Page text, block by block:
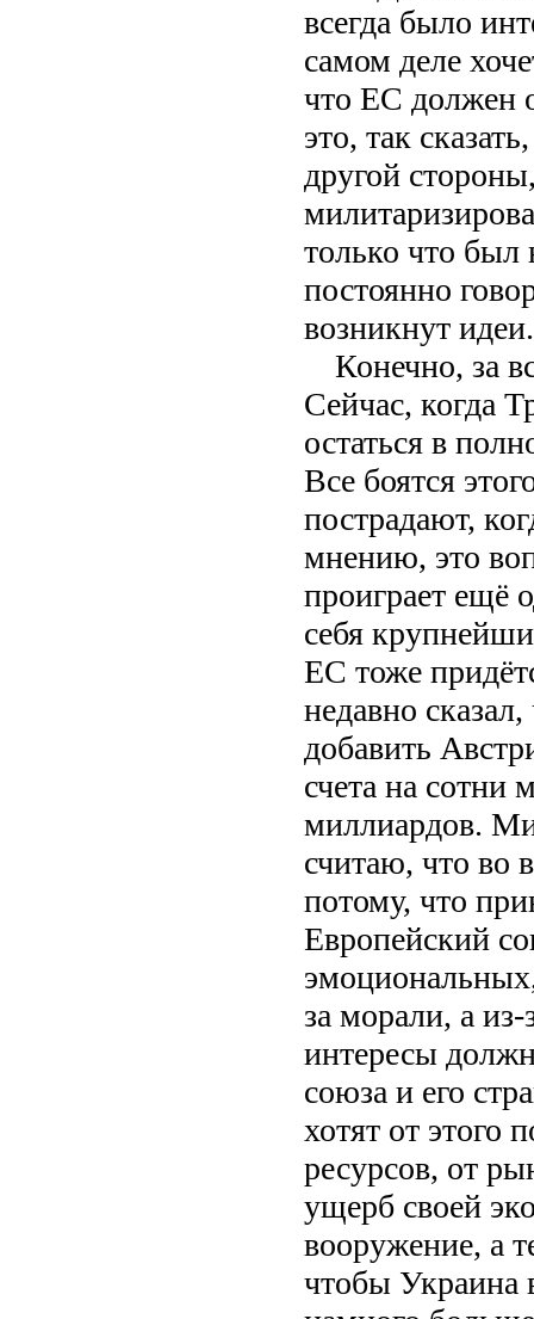
всегда было
самом деле
что ЕС
это, так
другой
только что был
постоянно
возникнут идеи.
Конечно, за
Сейчас, когда
остаться в
Все боятся
пострадают,
мнению, это
проиграет ещё
себя
ЕС тоже
недавно
добавить
счета на сотни
миллиардов.
считаю, что во
потому, что
Европейский
за морали, а
интересы
союза и его
хотят от этого
ресурсов, от
ущерб своей
вооружение, а
чтобы Украина